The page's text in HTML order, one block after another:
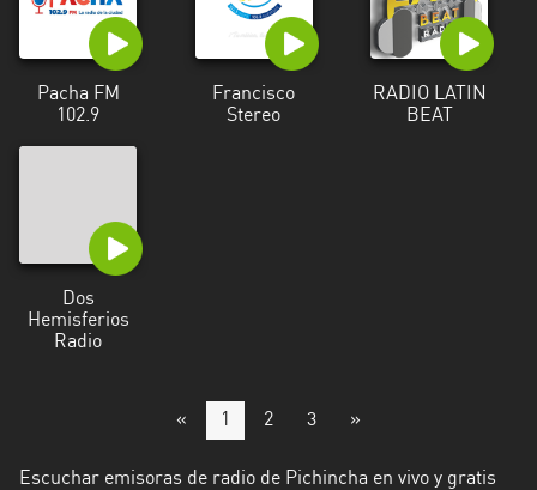
Pacha FM
102.9
Francisco
Stereo
RADIO LATIN
BEAT
Dos
Hemisferios
Radio
« 1 2 3 »
Escuchar emisoras de radio de Pichincha en vivo y gratis